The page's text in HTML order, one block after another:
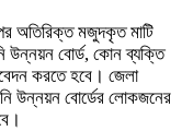
অতিরিক্ত মজুদকৃত মাটি
উন্নয়ন বোর্ড, কোন ব্যক্তি
করতে হবে। জেলা
উন্নয়ন বোর্ডের লোকজনের